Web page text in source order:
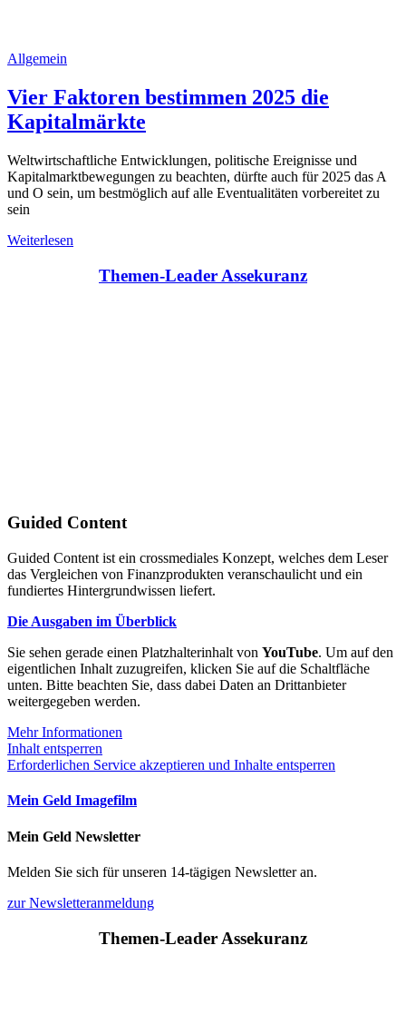
Allgemein
Vier Faktoren bestimmen 2025 die
Kapitalmärkte
Weltwirtschaftliche Entwicklungen, politische Ereignisse und
Kapitalmarktbewegungen zu beachten, dürfte auch für 2025 das A
und O sein, um bestmöglich auf alle Eventualitäten vorbereitet zu
sein
Weiterlesen
Themen-Leader Assekuranz
Guided Content
Guided Content ist ein crossmediales Konzept, welches dem Leser
das Vergleichen von Finanzprodukten veranschaulicht und ein
fundiertes Hintergrundwissen liefert.
Die Ausgaben im Überblick
Sie sehen gerade einen Platzhalterinhalt von YouTube. Um auf den
eigentlichen Inhalt zuzugreifen, klicken Sie auf die Schaltfläche
unten. Bitte beachten Sie, dass dabei Daten an Drittanbieter
weitergegeben werden.
Mehr Informationen
Inhalt entsperren
Erforderlichen Service akzeptieren und Inhalte entsperren
Mein Geld Imagefilm
Mein Geld Newsletter
Melden Sie sich für unseren 14-tägigen Newsletter an.
zur Newsletteranmeldung
Themen-Leader Assekuranz